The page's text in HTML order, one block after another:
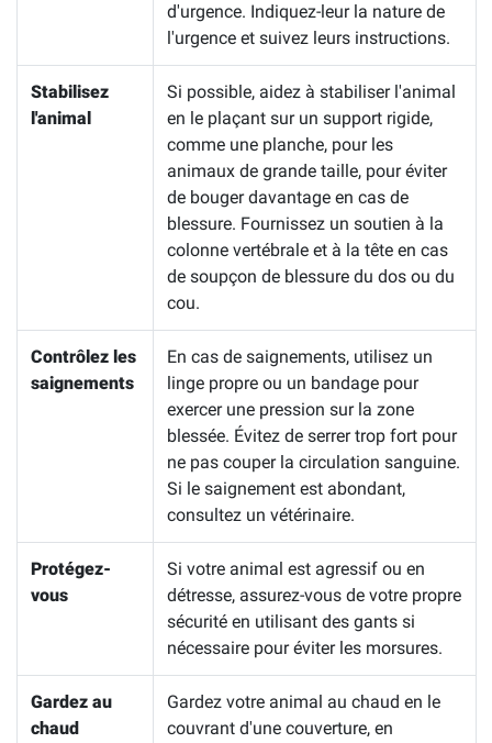
d'urgence. Indiquez-leur la nature de
l'urgence et suivez leurs instructions.
Stabilisez
l'animal
Si possible, aidez à stabiliser l'animal
en le plaçant sur un support rigide,
comme une planche, pour les
animaux de grande taille, pour éviter
de bouger davantage en cas de
blessure. Fournissez un soutien à la
colonne vertébrale et à la tête en cas
de soupçon de blessure du dos ou du
cou.
Contrôlez les
saignements
En cas de saignements, utilisez un
linge propre ou un bandage pour
exercer une pression sur la zone
blessée. Évitez de serrer trop fort pour
ne pas couper la circulation sanguine.
Si le saignement est abondant,
consultez un vétérinaire.
Protégez-
vous
Si votre animal est agressif ou en
détresse, assurez-vous de votre propre
sécurité en utilisant des gants si
nécessaire pour éviter les morsures.
Gardez au
chaud
Gardez votre animal au chaud en le
couvrant d'une couverture, en